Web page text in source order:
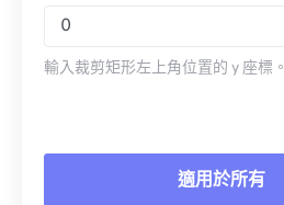
輸入裁剪矩形左上角位置的 y 座標。
適用於所有